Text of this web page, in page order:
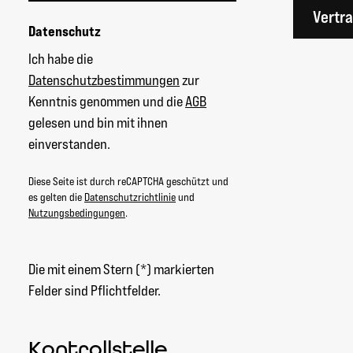
Datenschutz
Ich habe die
Datenschutzbestimmungenzur
Kenntnis genommen und dieAGB
gelesen und bin mit ihnen
einverstanden.
Diese Seite ist durch reCAPTCHA geschützt und
es gelten die Datenschutzrichtlinieund
Nutzungsbedingungen.
Die mit einem Stern (*) markierten
Felder sind Pflichtfelder.